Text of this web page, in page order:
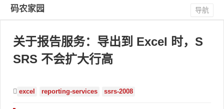
码农家园 导航
关于报告服务：导出到 Excel 时，S
SRS 不会扩大行高
excel reporting-services ssrs-2008